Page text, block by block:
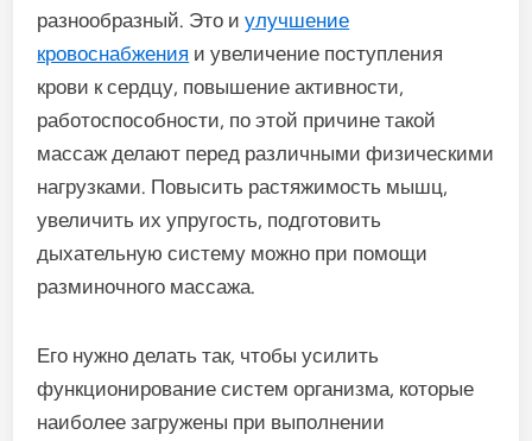
разнообразный. Это иулучшение
кровоснабжения и увеличение поступления
крови к сердцу, повышение активности,
работоспособности, по этой причине такой
массаж делают перед различными физическими
нагрузками. Повысить растяжимость мышц,
увеличить их упругость, подготовить
дыхательную систему можно при помощи
разминочного массажа.
Его нужно делать так, чтобы усилить
функционирование систем организма, которые
наиболее загружены при выполнении